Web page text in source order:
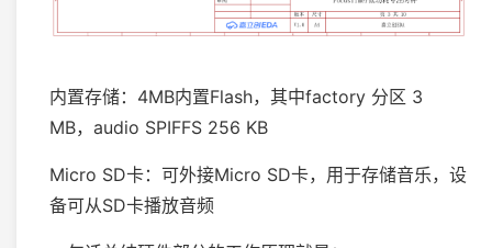
内置存储：4MB内置Flash，其中factory 分区 3
MB，audio SPIFFS 256 KB
Micro SD卡：可外接Micro SD卡，用于存储音乐，设
备可从SD卡播放音频